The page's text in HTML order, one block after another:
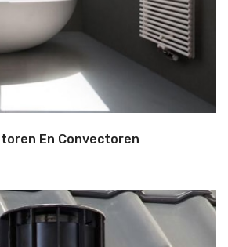
En Convectoren